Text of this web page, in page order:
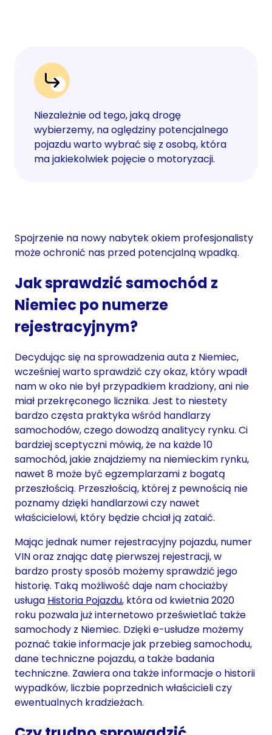
Niezależnie od tego, jaką drogę
wybierzemy, na oględziny potencjalnego
pojazdu warto wybrać się z osobą, która
ma jakiekolwiek pojęcie o motoryzacji.
Spojrzenie na nowy nabytek okiem profesjonalisty
może ochronić nas przed potencjalną wpadką.
Jak sprawdzić samochód z
Niemiec po numerze
rejestracyjnym?
Decydując się na sprowadzenia auta z Niemiec,
wcześniej warto sprawdzić czy okaz, który wpadł
nam w oko nie był przypadkiem kradziony, ani nie
miał przekręconego licznika. Jest to niestety
bardzo częsta praktyka wśród handlarzy
samochodów, czego dowodzą analitycy rynku. Ci
bardziej sceptyczni mówią, że na każde 10
samochód, jakie znajdziemy na niemieckim rynku,
nawet 8 może być egzemplarzami z bogatą
przeszłością. Przeszłością, której z pewnością nie
poznamy dzięki handlarzowi czy nawet
właścicielowi, który będzie chciał ją zataić.
Mając jednak numer rejestracyjny pojazdu, numer
VIN oraz znając datę pierwszej rejestracji, w
bardzo prosty sposób możemy sprawdzić jego
historię. Taką możliwość daje nam chociażby
usługa Historia Pojazdu, która od kwietnia 2020
roku pozwala już internetowo prześwietlać także
samochody z Niemiec. Dzięki e-usłudze możemy
poznać takie informacje jak przebieg samochodu,
dane techniczne pojazdu, a także badania
techniczne. Zawiera ona także informacje o historii
wypadków, liczbie poprzednich właścicieli czy
ewentualnych kradzieżach.